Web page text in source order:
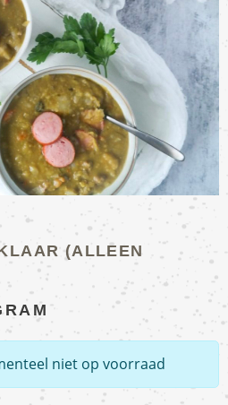
(ALLEEN
niet op voorraad